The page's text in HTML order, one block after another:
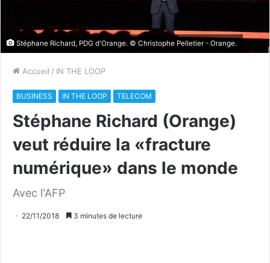
Stéphane Richard, PDG d'Orange. © Christophe Pelletier - Orange.
Accueil / IN THE LOOP
BUSINESS IN THE LOOP TELECOM
Stéphane Richard (Orange)
veut réduire la «fracture
numérique» dans le monde
Avec l'AFP
22/11/2018 3 minutes de lecture